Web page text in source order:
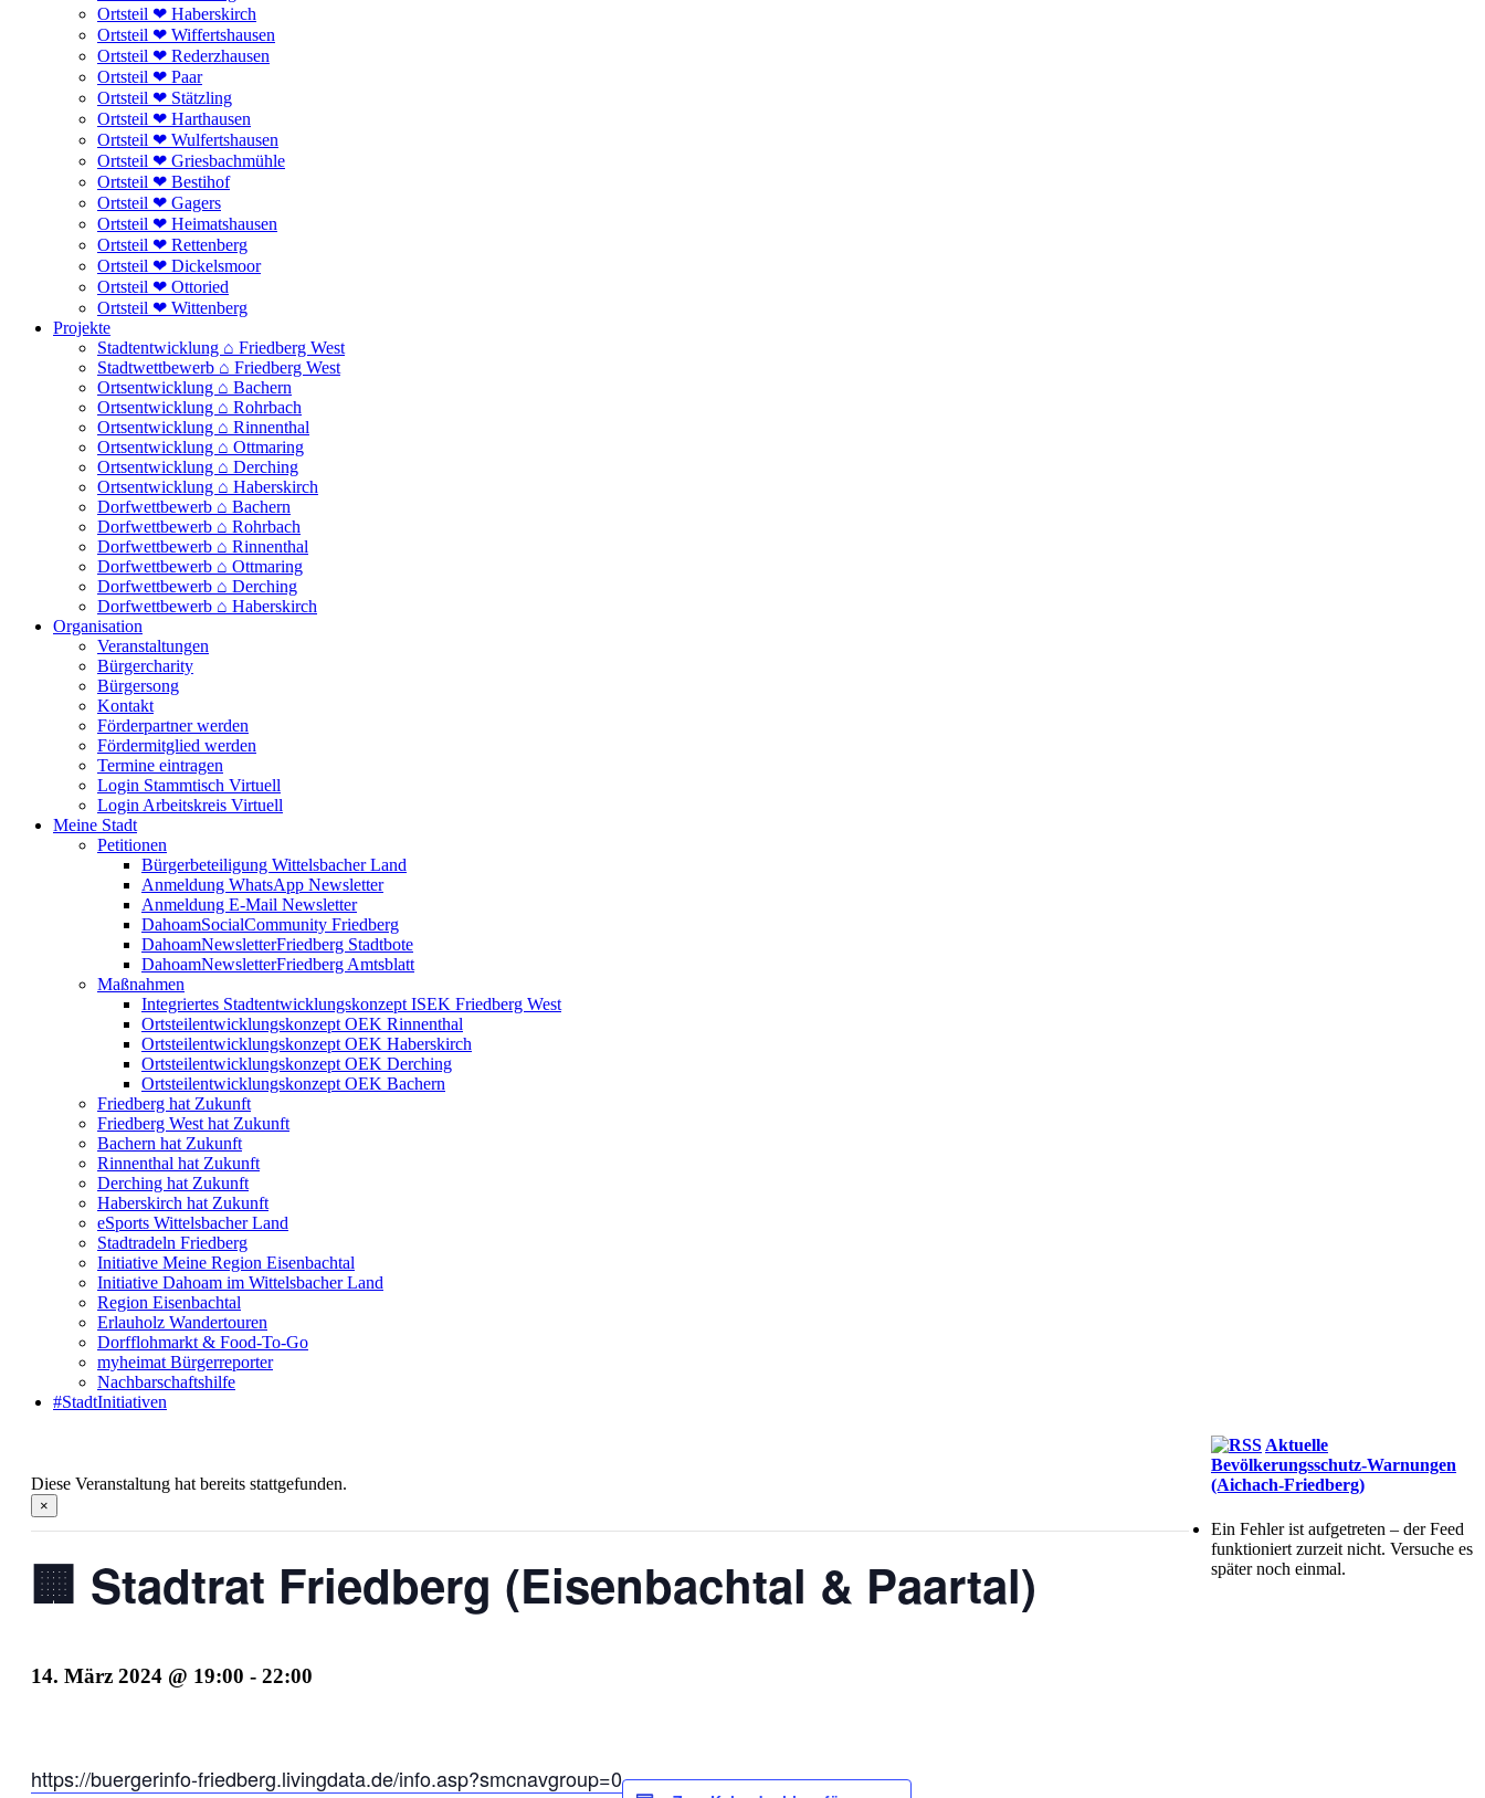
Ortsteil ❤ Haberskirch
Ortsteil ❤ Wiffertshausen
Ortsteil ❤ Rederzhausen
Ortsteil ❤ Paar
Ortsteil ❤ Stätzling
Ortsteil ❤ Harthausen
Ortsteil ❤ Wulfertshausen
Ortsteil ❤ Griesbachmühle
Ortsteil ❤ Bestihof
Ortsteil ❤ Gagers
Ortsteil ❤ Heimatshausen
Ortsteil ❤ Rettenberg
Ortsteil ❤ Dickelsmoor
Ortsteil ❤ Ottoried
Ortsteil ❤ Wittenberg
Projekte
Stadtentwicklung ⌂ Friedberg West
Stadtwettbewerb ⌂ Friedberg West
Ortsentwicklung ⌂ Bachern
Ortsentwicklung ⌂ Rohrbach
Ortsentwicklung ⌂ Rinnenthal
Ortsentwicklung ⌂ Ottmaring
Ortsentwicklung ⌂ Derching
Ortsentwicklung ⌂ Haberskirch
Dorfwettbewerb ⌂ Bachern
Dorfwettbewerb ⌂ Rohrbach
Dorfwettbewerb ⌂ Rinnenthal
Dorfwettbewerb ⌂ Ottmaring
Dorfwettbewerb ⌂ Derching
Dorfwettbewerb ⌂ Haberskirch
Organisation
Veranstaltungen
Bürgercharity
Bürgersong
Kontakt
Förderpartner werden
Fördermitglied werden
Termine eintragen
Login Stammtisch Virtuell
Login Arbeitskreis Virtuell
Meine Stadt
Petitionen
Bürgerbeteiligung Wittelsbacher Land
Anmeldung WhatsApp Newsletter
Anmeldung E-Mail Newsletter
DahoamSocialCommunity Friedberg
DahoamNewsletterFriedberg Stadtbote
DahoamNewsletterFriedberg Amtsblatt
Maßnahmen
Integriertes Stadtentwicklungskonzept ISEK Friedberg West
Ortsteilentwicklungskonzept OEK Rinnenthal
Ortsteilentwicklungskonzept OEK Haberskirch
Ortsteilentwicklungskonzept OEK Derching
Ortsteilentwicklungskonzept OEK Bachern
Friedberg hat Zukunft
Friedberg West hat Zukunft
Bachern hat Zukunft
Rinnenthal hat Zukunft
Derching hat Zukunft
Haberskirch hat Zukunft
eSports Wittelsbacher Land
Stadtradeln Friedberg
Initiative Meine Region Eisenbachtal
Initiative Dahoam im Wittelsbacher Land
Region Eisenbachtal
Erlauholz Wandertouren
Dorfflohmarkt & Food-To-Go
myheimat Bürgerreporter
Nachbarschaftshilfe
#StadtInitiativen
Diese Veranstaltung hat bereits stattgefunden.
×
🏢 Stadtrat Friedberg (Eisenbachtal & Paartal)
14. März 2024 @ 19:00 - 22:00
https://buergerinfo-friedberg.livingdata.de/info.asp?smcnavgroup=0
Aktuelle
Bevölkerungsschutz-Warnungen
(Aichach-Friedberg)
Ein Fehler ist aufgetreten – der Feed
funktioniert zurzeit nicht. Versuche es
später noch einmal.